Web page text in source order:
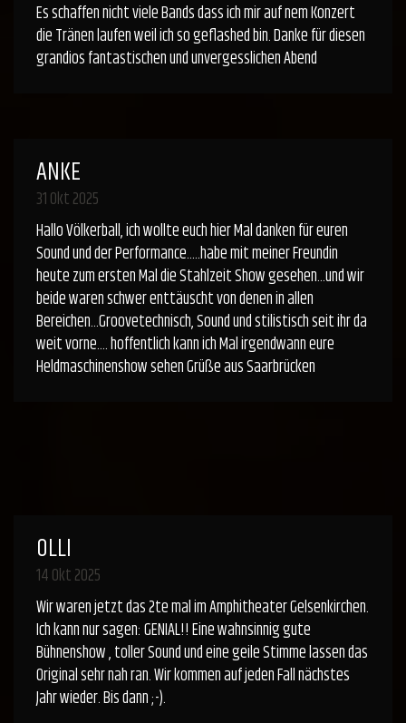
Es schaffen nicht viele Bands dass ich mir auf nem Konzert
die Tränen laufen weil ich so geflashed bin. Danke für diesen
grandios fantastischen und unvergesslichen Abend
ANKE
31 Okt 2025
Hallo Völkerball, ich wollte euch hier Mal danken für euren
Sound und der Performance.....habe mit meiner Freundin
heute zum ersten Mal die Stahlzeit Show gesehen...und wir
beide waren schwer enttäuscht von denen in allen
Bereichen...Groovetechnisch, Sound und stilistisch seit ihr da
weit vorne.... hoffentlich kann ich Mal irgendwann eure
Heldmaschinenshow sehen Grüße aus Saarbrücken
OLLI
14 Okt 2025
Wir waren jetzt das 2te mal im Amphitheater Gelsenkirchen.
Ich kann nur sagen: GENIAL!! Eine wahnsinnig gute
Bühnenshow , toller Sound und eine geile Stimme lassen das
Original sehr nah ran. Wir kommen auf jeden Fall nächstes
Jahr wieder. Bis dann ;-).